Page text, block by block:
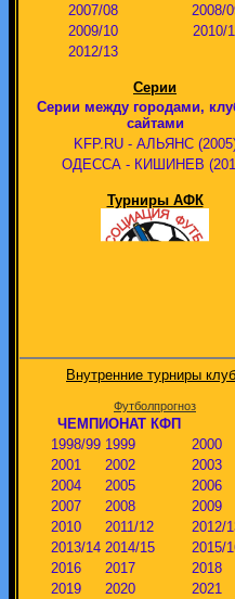
2007/08
2008/
2009/10
2010/
2012/13
Серии
Серии между городами,
сайтами
KFP.RU - АЛЬЯНС
ОДЕССА - КИШИНЕВ
Турниры АФК
Внутренние турниры
Футболпрогноз
ЧЕМПИОНАТ КФП
1998/99 1999
2000
2001
2002
2003
2004
2005
2006
2007
2008
2009
2010
2011/12
2012/
2013/14 2014/15
2015/
2016
2017
2018
2019
2020
2021